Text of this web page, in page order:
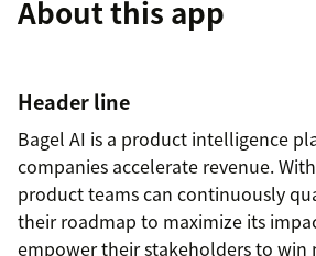
About this app
Header line
Bagel AI is a product intelligence
companies accelerate revenue.
product teams can continuously
their roadmap to maximize its
empower their stakeholders to win